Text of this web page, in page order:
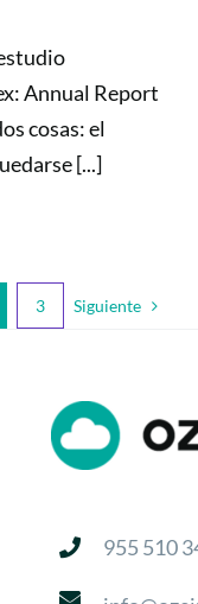
Annual Report
cosas: el
[...]
3 Siguiente
955 510